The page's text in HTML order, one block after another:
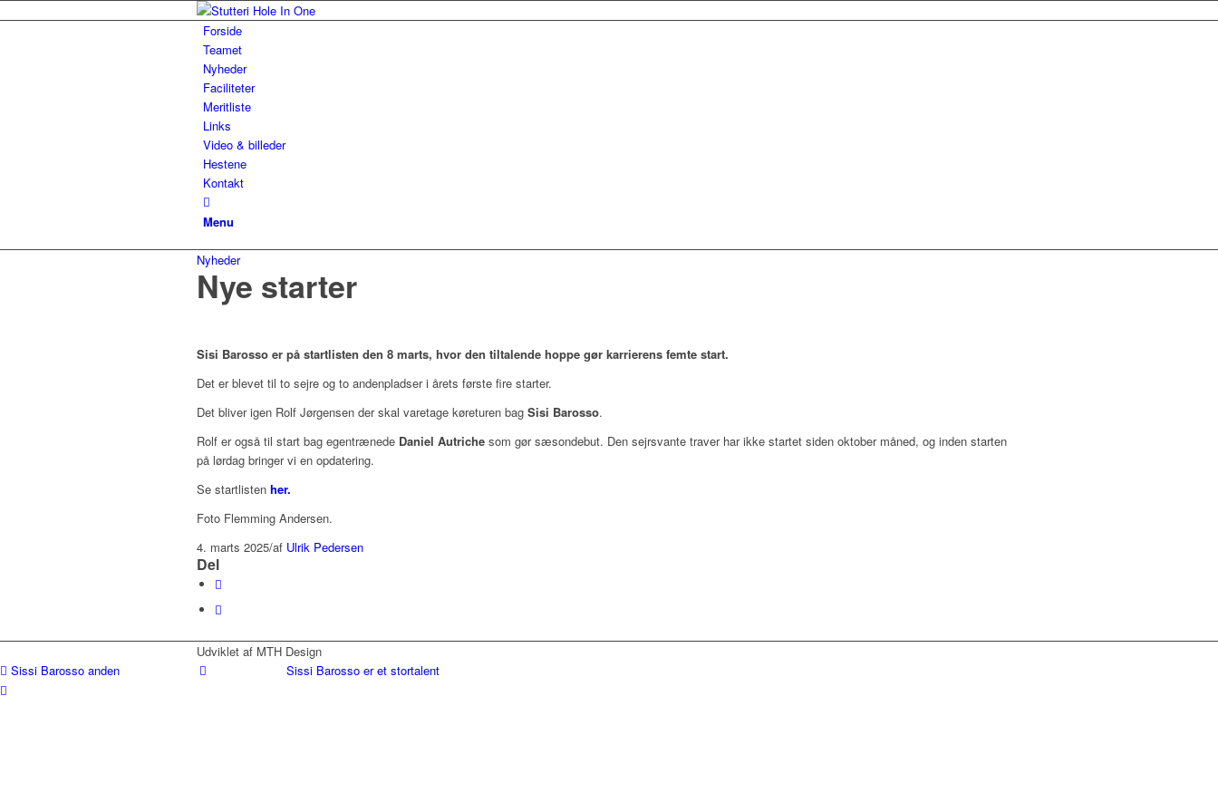
Forside
Teamet
Nyheder
Faciliteter
Meritliste
Links
Video & billeder
Hestene
Kontakt
Menu
Nyheder
Nye starter
Sisi Barosso er på startlisten den 8 marts, hvor den tiltalende hoppe gør karrierens femte start.
Det er blevet til to sejre og to andenpladser i årets første fire starter.
Det bliver igen Rolf Jørgensen der skal varetage køreturen bag Sisi Barosso.
Rolf er også til start bag egentrænede Daniel Autriche som gør sæsondebut. Den sejrsvante traver har ikke startet siden oktober måned, og inden starten
på lørdag bringer vi en opdatering.
Se startlisten her.
Foto Flemming Andersen.
4. marts 2025/af Ulrik Pedersen
Del
Udviklet af MTH Design
Sissi Barosso anden
Sissi Barosso er et stortalent